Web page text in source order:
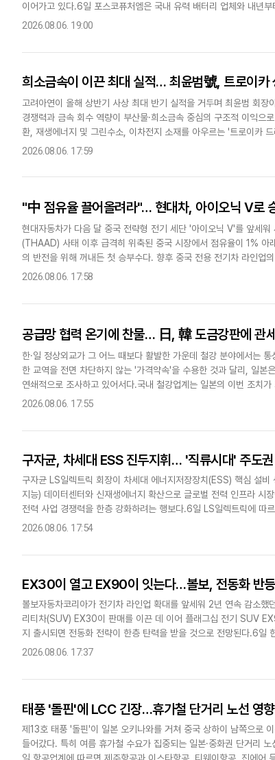
이어가고 있다.6일 포스코퓨처엠은 국내 유력 배터리 업체와 내년
로 합의했다고 밝혔다. 양사는 세부 조건을 협의한 뒤 3분..
2026.08.06. 19:00
희소금속이 이끈 최대 실적… 최윤범號, 트로이카
고려아연이 올해 상반기 사상 최대 반기 실적을 거두며 최윤범 회
경쟁력과 금속 회수 역량이 부산물·희소금속 중심의 구조적 이익
환, 재생에너지 및 그린수소, 이차전지 소재를 아우르는 '트로이카
통합제련소 구축 사업인 '프로젝트..
2026.08.06. 17:59
"中 점유율 끌어올려라"… 현대차, 아이오닉 V로
현대자동차가 다음 달 중국 전략형 전기 세단 '아이오닉 V'를 앞세
(THAAD) 사태 이후 급격히 위축된 중국 시장에서 점유율이 1%
의 반전을 위해 꺼내든 첫 승부수다. 향후 중국 전용 전기차 라인업
가늠할 시험대가 될 전망이다.6일 업계에..
2026.08.06. 17:58
공급망 협력 온기에 찬물… 日, 韓 도금강판에 관
한·일 정상외교가 그 어느 때보다 활발한 가운데 철강 분야에서는
한 교역을 전면 차단하지 않는 '가격약속'을 수용한 것과 달리, 일본
연쇄적으로 조사하고 있어서다.국내 철강업계는 일본의 이번 조치
정소송과 세계무역기구(WTO) 제소 요청까지 검토하고 있다. 산업통
2026.08.06. 17:55
구자균, 차세대 ESS 진두지휘… '직류시대' 주도
구자균 LS일렉트릭 회장이 차세대 에너지저장장치(ESS) 핵심 설
지능) 데이터센터와 신재생에너지 확산으로 글로벌 전력 인프라 시
전력 사업 경쟁력을 한층 강화하려는 행보다.6일 LS일렉트릭에 따
ESS용 전력변환장치(PCS) 'G2'..
2026.08.06. 17:54
EX30이 열고 EX90이 잇는다…볼보, 전동화 반
볼보자동차코리아가 전기차 라인업 확대를 앞세워 2년 연속 감소
리티차(SUV) EX30이 판매를 이끈 데 이어 플래그십 전기 SUV
지 출시되면 전동화 전략이 한층 탄력을 받을 것으로 전망된다.6일
월까지 국내에서 8428대를 판매해 지난해 같은 기간(7..
2026.08.06. 17:37
태풍 '돌핀'에 LCC 긴장…휴가철 단거리 노선 영
제13호 태풍 '돌핀'이 일본 오키나와를 거쳐 중국 상하이 남쪽으로
들어갔다. 특히 여름 휴가철 수요가 집중되는 일본·중화권 단거리
일 항공업계에 따르면 제주항공과 이스타항공, 티웨이항공, 진에어